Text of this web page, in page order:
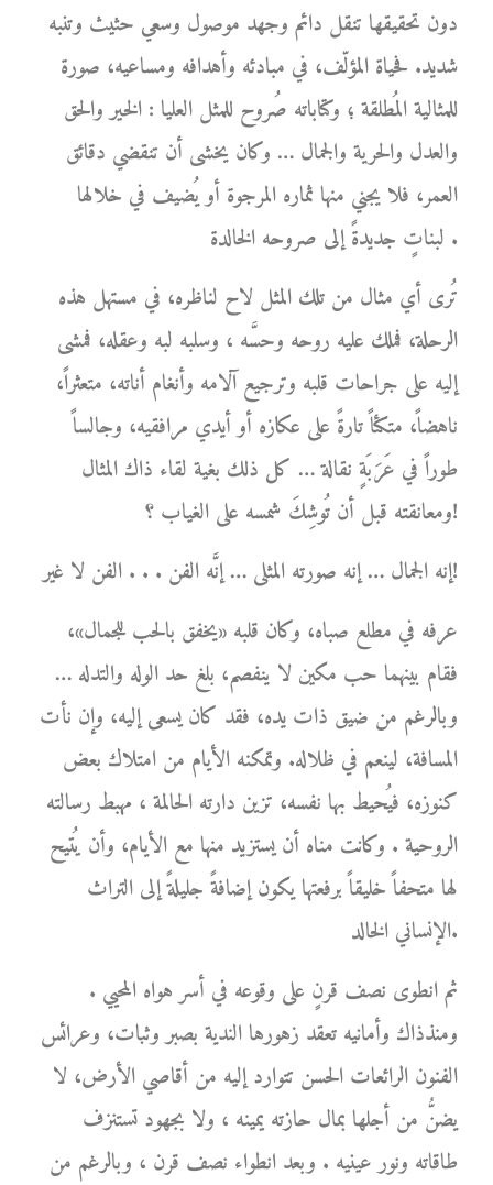
دون تحقيقها تنقل دائم وجهد موصول وسعي حثيث وتنبه
شديد. فحياة المؤلّف، في مبادئه وأهدافه ومساعيه، صورة
للمثالية المُطلقة ؛ وكتاباته صُروح للمثل العليا : الخير والحق
والعدل والحرية والجمال … وكان يخشى أن تنقضي دقائق
العمر، فلا يجني منها ثماره المرجوة أو يُضيف في خلالها
لبناتٍ جديدةً إلى صروحه الخالدة .
تُرى أي مثال من تلك المثل لاح لناظره، في مستهل هذه
الرحلة، فملك عليه روحه وحسَّه ، وسلبه لبه وعقله، فمشى
إليه على جراحات قلبه وترجيع آلامه وأنغام أناته، متعثراً،
ناهضاً، متكئاً تارةً على عكازه أو أيدي مرافقيه، وجالساً
طوراً في عَرَبَةٍ نقالة … كل ذلك بغية لقاء ذاك المثال
ومعانقته قبل أن تُوشِكَ شمسه على الغياب ؟!
إنه الجمال … إنه صورته المثلى … إنَّه الفن . . . الفن لا غير!
عرفه في مطلع صباه، وكان قلبه «يخفق بالحب للجمال»،
فقام بينهما حب مكين لا ينفصم، بلغ حد الوله والتدله …
وبالرغم من ضيق ذات يده، فقد كان يسعى إليه، وإن نأت
المسافة، لينعم في ظلاله. وتمكنه الأيام من امتلاك بعض
كنوزه، فيُحيط بها نفسه، تزين دارته الحالمة ، مهبط رسالته
الروحية . وكانت مناه أن يستزيد منها مع الأيام، وأن يُتيح
لها متحفاً خليقاً برفعتها يكون إضافةً جليلةً إلى التراث
الإنساني الخالد.
ثم انطوى نصف قرنٍ على وقوعه في أسر هواه المحيي .
ومنذذاك وأمانيه تعقد زهورها الندية بصبر وثبات، وعرائس
الفنون الرائعات الحسن تتوارد إليه من أقاصي الأرض، لا
يضنُّ من أجلها بمال حازته يمينه ، ولا بجهود تستنزف
طاقاته ونور عينيه . وبعد انطواء نصف قرن ، وبالرغم من